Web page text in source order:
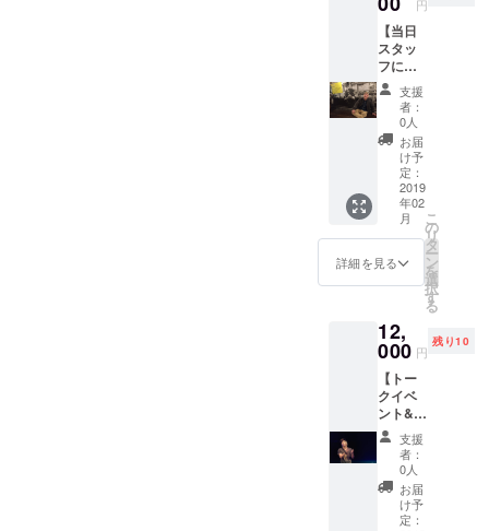
リーラ
ンスで
やられ
ている
方は宣
伝にな
るので
はない
かと思
いま
す。 写
真等
SNSで
拡散・
紹介等
す。 ※
プロ、
アマ問
わずに
募集し
ます！
円
【当日
スタッ
フにな
れる権
利】 ス
タッフ
として
トーク
イベン
ト&交流
会を作
る側と
して参
加でき
ます！
※イベン
から舞
台裏の
ジョー
さんま
で見る
ことが
できま
す。 ※
受付
係、企
画準備
係、案
支援
者：
0人
お届
け予
定：
2019
年02
月
詳細を見る
こ
の
リ
タ
ー
ン
を
選
択
す
る
12,
000 円
残り10
【トー
クイベ
ント&交
流会VIP
参加権
利】 ・
トーク
イベン
ト&交流
支援
者：
0人
お届
け予
定：